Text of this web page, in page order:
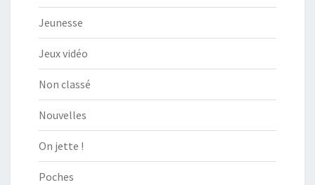
Jeunesse
Jeux vidéo
Non classé
Nouvelles
On jette !
Poches